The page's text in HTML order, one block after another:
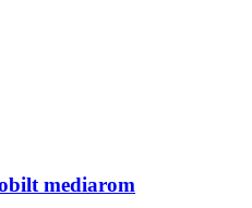
mediarom